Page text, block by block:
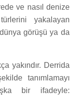
ve nasıl denize
yakalayan
görüşü ya da
yakındır. Derrida
tanımlamayı
bir ifadeyle: